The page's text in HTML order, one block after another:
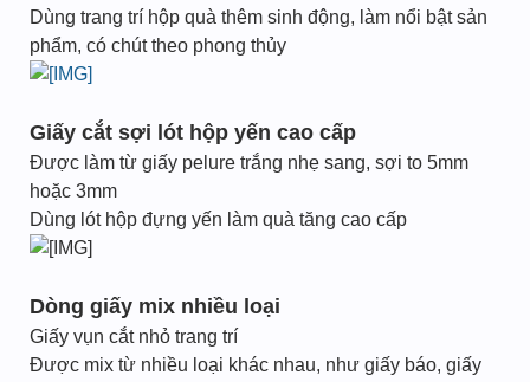
Dùng trang trí hộp quà thêm sinh động, làm nổi bật sản
phẩm, có chút theo phong thủy
Giấy cắt sợi lót hộp yến cao cấp
Được làm từ giấy pelure trắng nhẹ sang, sợi to 5mm
hoặc 3mm
Dùng lót hộp đựng yến làm quà tăng cao cấp
Dòng giấy mix nhiều loại
Giấy vụn cắt nhỏ trang trí
Được mix từ nhiều loại khác nhau, như giấy báo, giấy